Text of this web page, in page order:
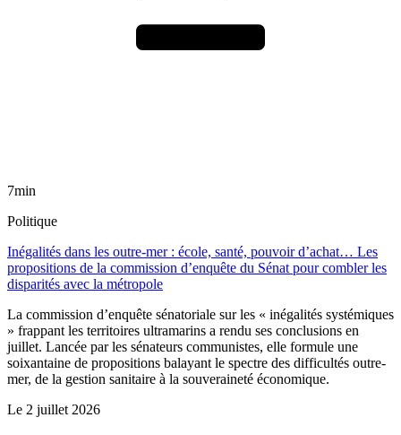
7min
Politique
Inégalités dans les outre-mer : école, santé, pouvoir d’achat… Les
propositions de la commission d’enquête du Sénat pour combler les
disparités avec la métropole
La commission d’enquête sénatoriale sur les « inégalités systémiques
» frappant les territoires ultramarins a rendu ses conclusions en
juillet. Lancée par les sénateurs communistes, elle formule une
soixantaine de propositions balayant le spectre des difficultés outre-
mer, de la gestion sanitaire à la souveraineté économique.
Le 2 juillet 2026